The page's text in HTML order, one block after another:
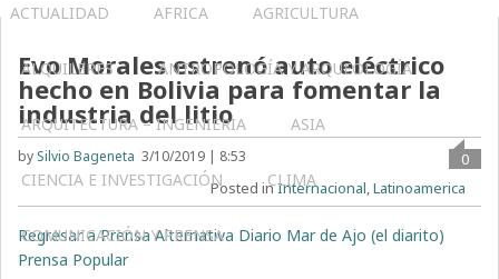
ACTUALIDAD AFRICA AGRICULTURA
ALQUILERES ANTROPOLOGÍA Y ARQUEOLOGÍA
ARQUITECTURA – INGENIERIA ASIA
CIENCIA E INVESTIGACIÓN CLIMA
COMUNICACIÓN Y PRENSA
Evo Morales estrenó auto eléctrico
hecho en Bolivia para fomentar la
industria del litio
by Silvio Bageneta 3/10/2019 | 8:53
0
Posted inInternacional,Latinoamerica
Regresar a Prensa Alternativa Diario Mar de Ajo (el diarito)
Prensa Popular